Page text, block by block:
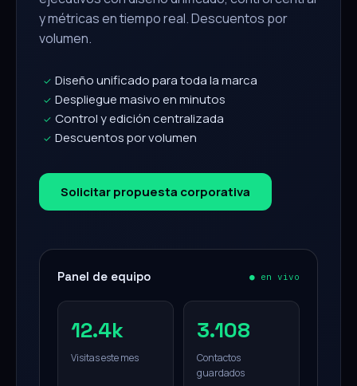
y métricas en tiempo real. Descuentos por
volumen.
✓ Diseño unificado para toda la marca
✓ Despliegue masivo en minutos
✓ Control y edición centralizada
✓ Descuentos por volumen
Solicitar propuesta corporativa
Panel de equipo ● en vivo
12.4k
Visitas este mes
3.108
Contactos
guardados